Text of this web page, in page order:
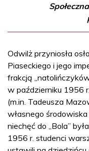
Odwilż przyniosła
Piaseckiego i jego
frakcją
w październiku 1956
(m.in. Tadeusza
własnego
niechęć do „Bola”
1956 r. studenci